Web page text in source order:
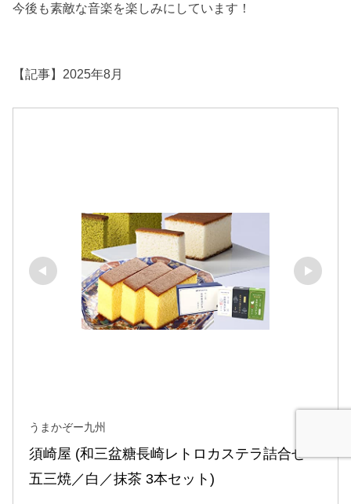
今後も素敵な音楽を楽しみにしています！
【記事】2025年8月
うまかぞー九州
須崎屋 (和三盆糖長崎レトロカステラ詰合せ
五三焼／白／抹茶 3本セット)